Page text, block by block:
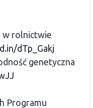
w rolnictwie
dTp_Gakj
genetyczna
Programu